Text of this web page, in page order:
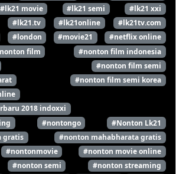
#lk21 movie #lk21 semi
#lk21 xxi
#lk21.tv #lk21online
#lk21tv.com
#london #movie21
#netflix online
film
#nonton film indonesia
#nonton film semi
#nonton film semi korea
2018 indoxxi
#nontongo
#Nonton Lk21
gratis
#nonton mahabharata gratis
#nontonmovie
#nonton movie online
#nonton semi
#nonton streaming